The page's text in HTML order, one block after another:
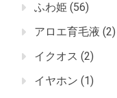
ふわ姫 (56)
アロエ育毛液 (2)
イクオス (2)
イヤホン (1)